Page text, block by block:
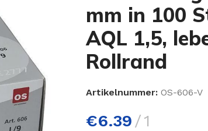
mm in 100
AQL 1,5,
Rollrand
Artikelnummer: OS-606-V
€6.39 1